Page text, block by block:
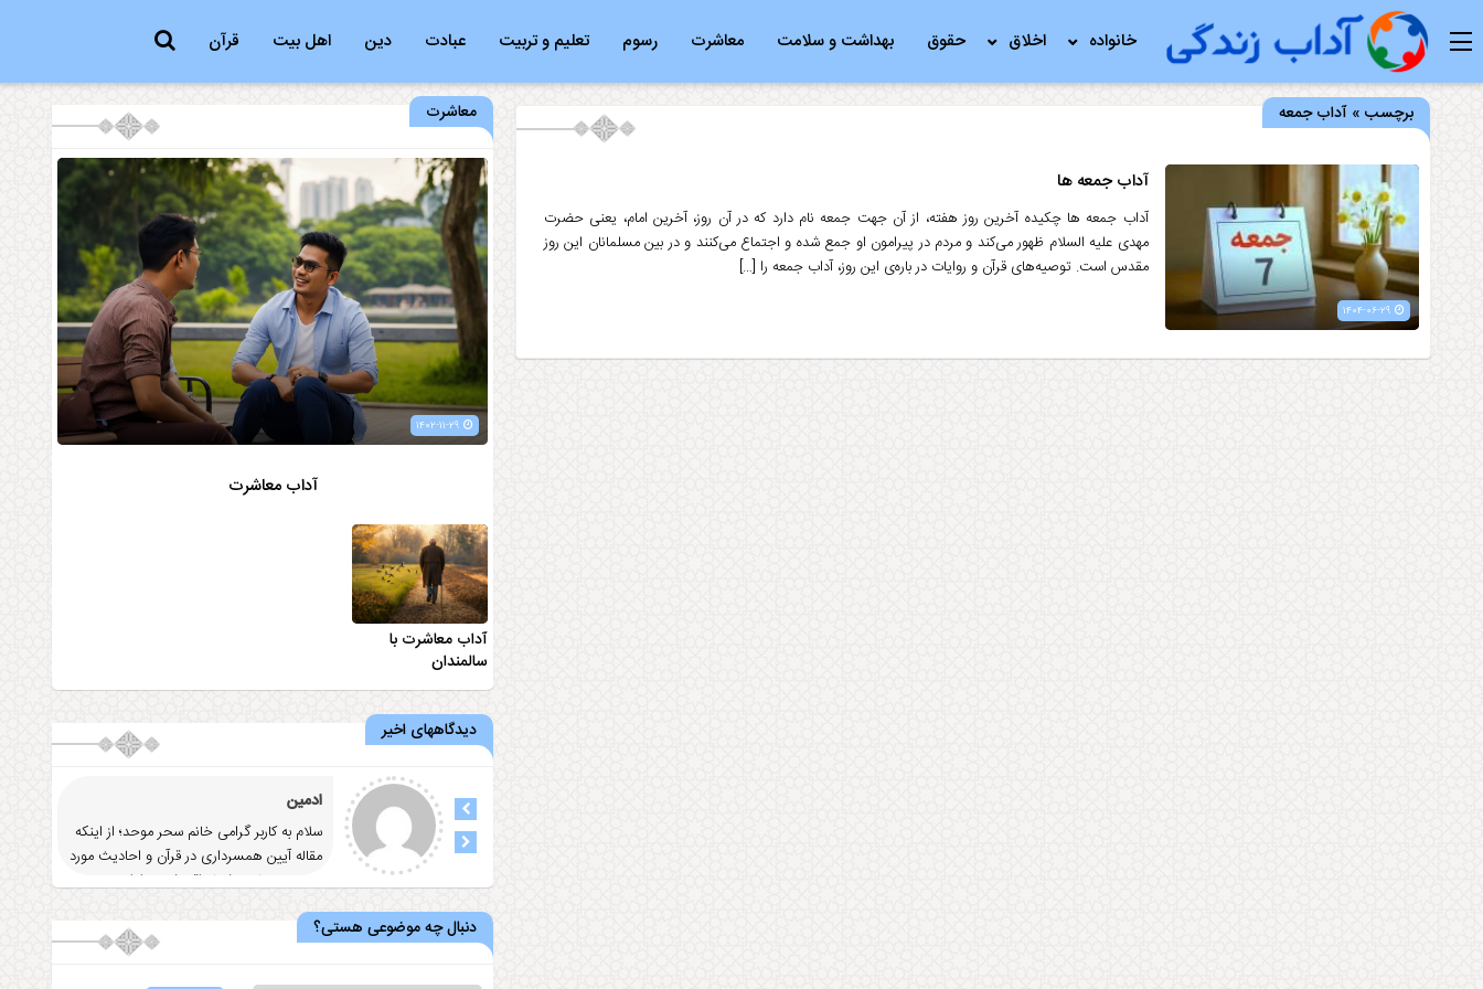
خانواده اخلاق حقوق بهداشت و سلامت معاشرت رسوم تعلیم و تربیت عبادت دین اهل بیت قرآن
برچسب » آداب جمعه
آداب جمعه ها
آداب جمعه ها چکیده آخرین روز هفته، از آن جهت جمعه نام دارد که در آن روز، آخرین امام، یعنی حضرت
مهدی علیه السلام ظهور می‌کند و مردم در پیرامون او جمع شده و اجتماع می‌کنند و در بین مسلمانان این روز
مقدس است. توصیه‌های قرآن و روایات در باره‌ی این روز، آداب جمعه را […]
معاشرت
آداب معاشرت
آداب معاشرت با
سالمندان
دیدگاههای اخیر
ادمین
سلام به کاربر گرامی خانم سحر موحد؛ از اینکه
مقاله آيين همسرداری در قرآن و احاديث مورد
توجه و رضایت شما واقع شد
... ادامه
دنبال چه موضوعی هستی؟